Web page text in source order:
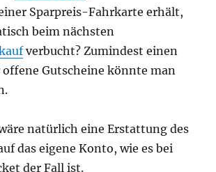
Sparpreis-Fahrkarte erhält,
beim nächsten
verbucht? Zumindest einen
offene Gutscheine könnte man
natürlich eine Erstattung des
das eigene Konto, wie es bei
der Fall ist.